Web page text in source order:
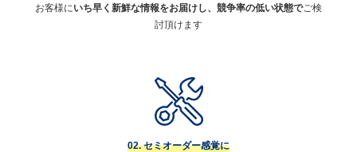
お客様にいち早く新鮮な情報をお届けし、競争率の低い状態でご検
討頂けます
02. セミオーダー感覚に